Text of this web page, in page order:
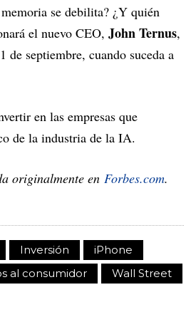
se debilita? ¿Y quién
el nuevo CEO, John Ternus,
de septiembre, cuando suceda a
en las empresas que
de la industria de la IA.
originalmente en Forbes.com.
Inversión
iPhone
al consumidor Wall Street